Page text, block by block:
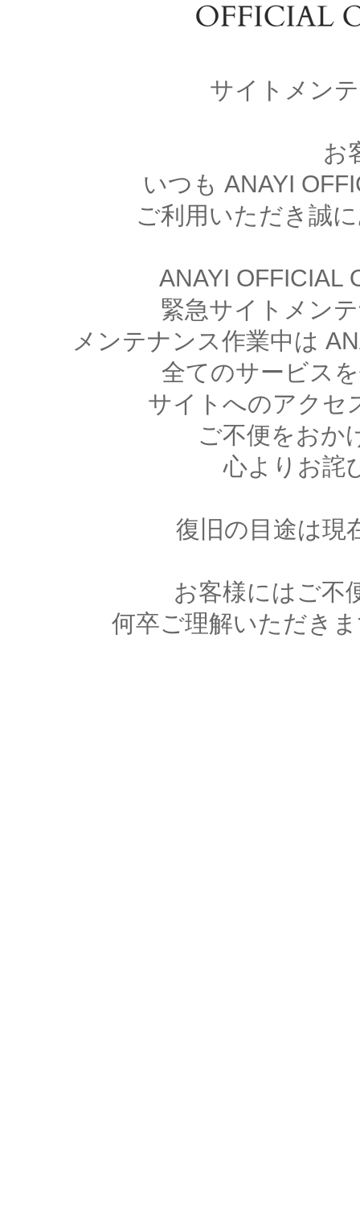
サイトメン
お
いつも ANAYI
ご利用いただき誠
ANAYI OFFICIAL
緊急サイトメン
メンテナンス作業中は
全てのサービス
サイトへのアクセ
ご不便をおか
心よりお詫
復旧の目途は現
お客様にはご不
何卒ご理解いただき